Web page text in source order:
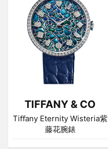
TIFFANY & CO
Tiﬀany Eternity Wisteria紫
藤花腕錶